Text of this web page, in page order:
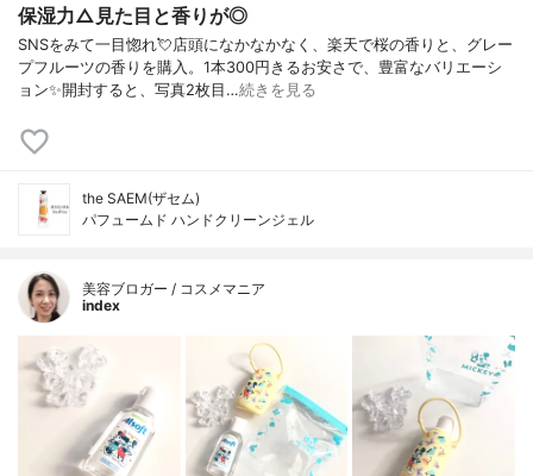
保湿力△見た目と香りが◎
SNSをみて一目惚れ💘店頭になかなかなく、楽天で桜の香りと、グレー
プフルーツの香りを購入。1本300円きるお安さで、豊富なバリエーシ
ョン✨開封すると、写真2枚目…続きを見る
the SAEM(ザセム)
パフュームド ハンドクリーンジェル
美容ブロガー / コスメマニア
index